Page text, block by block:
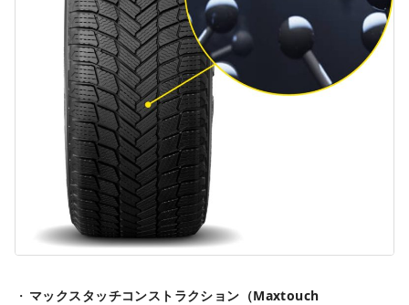
マックスタッチコンストラクション（Maxtouch